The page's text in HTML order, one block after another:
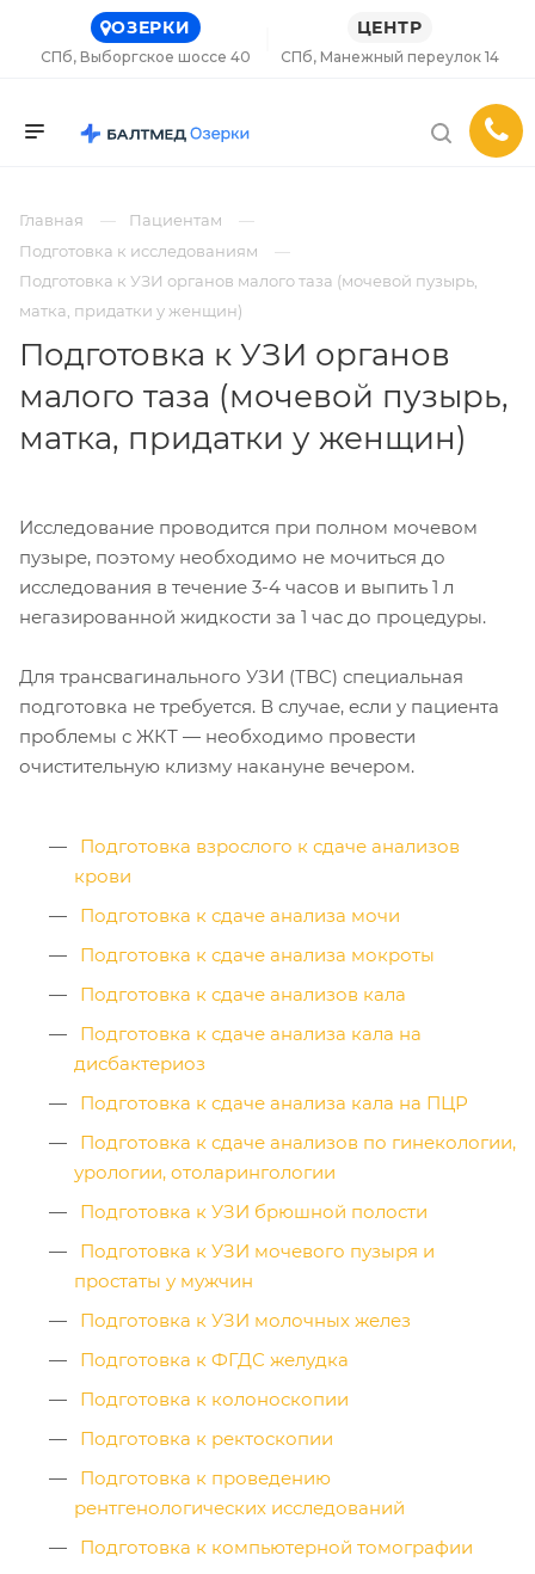
ОЗЕРКИ
СПб, Выборгское шоссе 40
ЦЕНТР
СПб, Манежный переулок 14
Главная
Пациентам
Подготовка к исследованиям
Подготовка к УЗИ органов малого таза (мочевой пузырь,
матка, придатки у женщин)
Подготовка к УЗИ органов
малого таза (мочевой пузырь,
матка, придатки у женщин)
Исследование проводится при полном мочевом
пузыре, поэтому необходимо не мочиться до
исследования в течение 3-4 часов и выпить 1 л
негазированной жидкости за 1 час до процедуры.
Для трансвагинального УЗИ (ТВС) специальная
подготовка не требуется. В случае, если у пациента
проблемы с ЖКТ — необходимо провести
очистительную клизму накануне вечером.
Подготовка взрослого к сдаче анализов
крови
Подготовка к сдаче анализа мочи
Подготовка к сдаче анализа мокроты
Подготовка к сдаче анализов кала
Подготовка к сдаче анализа кала на
дисбактериоз
Подготовка к сдаче анализа кала на ПЦР
Подготовка к сдаче анализов по гинекологии,
урологии, отоларингологии
Подготовка к УЗИ брюшной полости
Подготовка к УЗИ мочевого пузыря и
простаты у мужчин
Подготовка к УЗИ молочных желез
Подготовка к ФГДС желудка
Подготовка к колоноскопии
Подготовка к ректоскопии
Подготовка к проведению
рентгенологических исследований
Подготовка к компьютерной томографии